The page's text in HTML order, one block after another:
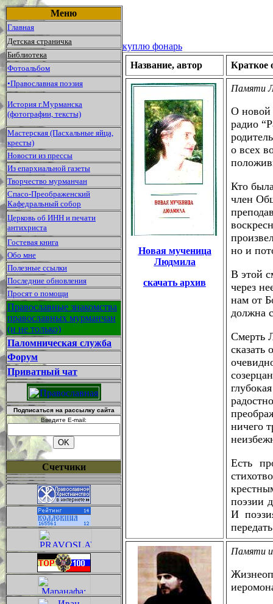
Меню
Главная
Детская страничка
Библиотека
Фотоальбом
•Православная поэзия
История г.Мурманска
(фотографии, тексты)
Мастерская (Пасхальные яйца,
кресты)
Новости из прессы
Из епархиальной газеты
Творчество мурманчан
Спасо-Преображенский
Кафедральный собор
Церковь об ИНН и печати
антихриста
Гостевая книга
Обо мне
Полезные ссылки
Последние обновления
Просят о помощи
Православные знакомства
православных мурманчан
(и не только)
Паломническая служба
Форум
Приватный чат
Подписаться на рассылку сайта
Введите E-mail:
Счетчики
куплю фонарь
Название, автор
Краткое
Новая мученица
Людмила
скачать архив
Памяти
О новой
радио
о всех
Кто
член
но и
В этой
через
нам от
должна
Смерть
сказать
ничего
Есть
поэзии
И
Памяти